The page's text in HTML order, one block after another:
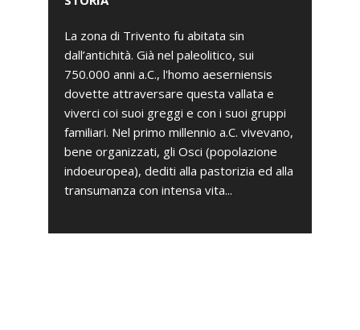
La zona di Trivento fu abitata sin
dall’antichità. Già nel paleolitico, sui
750.000 anni a.C., l'homo aeserniensis
dovette attraversare questa vallata e
viverci coi suoi greggi e con i suoi gruppi
familiari. Nel primo millennio a.C. vivevano,
bene organizzati, gli Osci (popolazione
indoeuropea), dediti alla pastorizia ed alla
transumanza con intensa vita...